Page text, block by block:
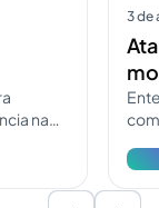
na
3 de
Ver